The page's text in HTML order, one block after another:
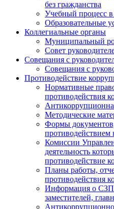
без гражданства
Учебный процесс
Образовательные
Коллегиальные органы
Муниципальный
Совет
Совещания с
Совещания с
Противодействие
Нормативные
противодействия
Методические
Формы
противодействием
Комиссии
деятельность
противодействие
Планы работы,
противодействия
Информация о СЗП
заместителей,